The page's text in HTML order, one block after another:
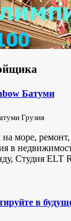
Батуми
Грузия
море,
в
Студия ELT
в